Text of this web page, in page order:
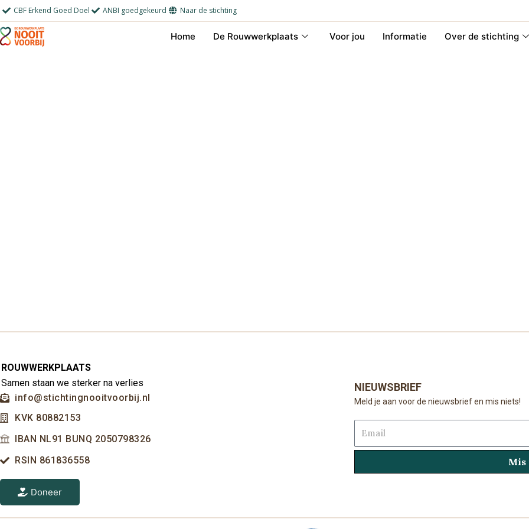
Ga
naar
de
CBF Erkend Goed Doel ANBI goedgekeurd Naar de stichting
Home De Rouwwerkplaats Voor jou Informatie Over de stichting
ROUWWERKPLAATS
Samen staan we sterker na verlies
info@stichtingnooitvoorbij.nl
KVK 80882153
IBAN NL91 BUNQ 2050798326
RSIN 861836558
Doneer
NIEUWSBRIEF
Meld je aan voor de nieuwsbrief en mis niets!
Email
Mis